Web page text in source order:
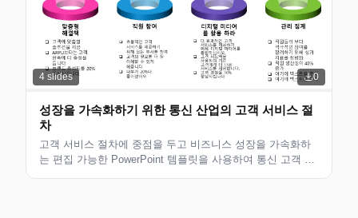
4 slides 0
성장을 가속화하기 위한 통신 산업의 고객 서비스 절
차
고객 서비스 절차에 중점을 두고 비즈니스 성장을 가속화하
는 편집 가능한 PowerPoint 템플릿을 사용하여 통신 고객 만